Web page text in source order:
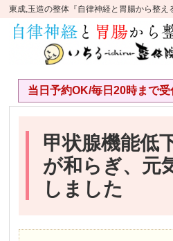
東成,玉造の整体『自律神経と胃腸から整え
当日予約OK/毎日20時まで受
甲状腺機能低
が和らぎ、元
しました